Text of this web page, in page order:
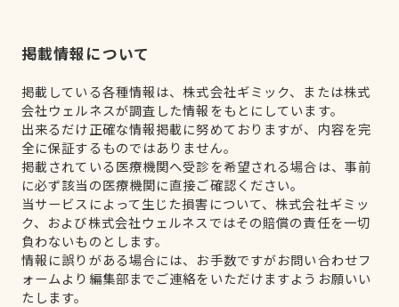
掲載情報について
掲載している各種情報は、株式会社ギミック、または株式
会社ウェルネスが調査した情報をもとにしています。
出来るだけ正確な情報掲載に努めておりますが、内容を完
全に保証するものではありません。
掲載されている医療機関へ受診を希望される場合は、事前
に必ず該当の医療機関に直接ご確認ください。
当サービスによって生じた損害について、株式会社ギミッ
ク、および株式会社ウェルネスではその賠償の責任を一切
負わないものとします。
情報に誤りがある場合には、お手数ですがお問い合わせフ
ォームより編集部までご連絡をいただけますようお願いい
たします。